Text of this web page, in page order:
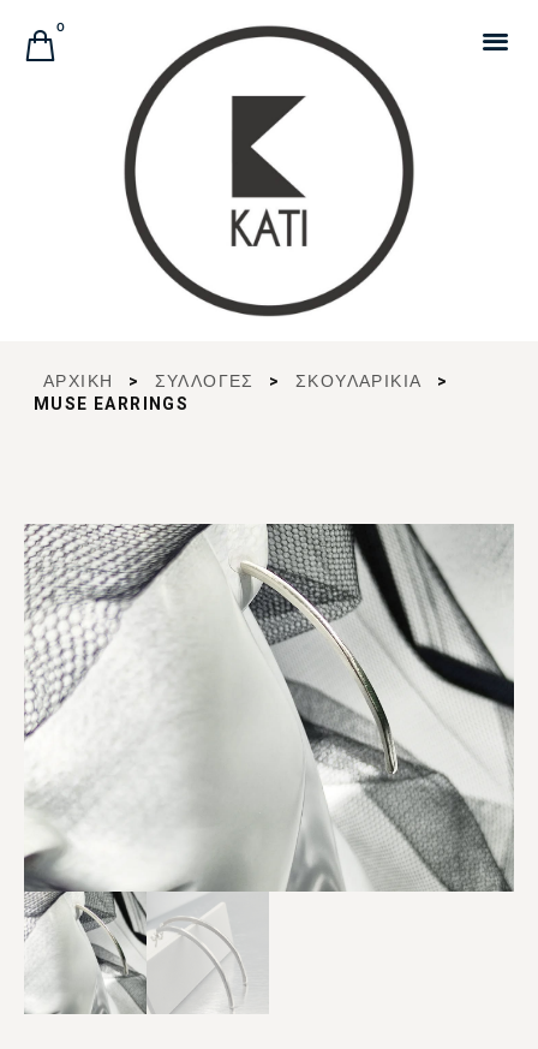
0
ΑΡΧΙΚΉ > ΣΥΛΛΟΓΈΣ > ΣΚΟΥΛΑΡΙΚΙΑ
>
MUSE EARRINGS